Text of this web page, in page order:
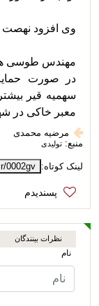
معبر خاکی در
مرضیه محمدی
منبع: تولیدی
لینک کوتاه: 0002gv
نظرات بینندگان
نام